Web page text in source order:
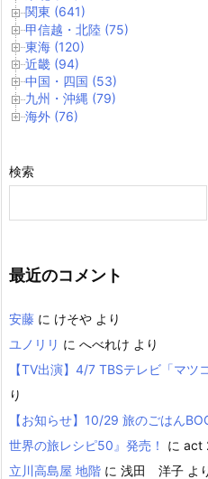
関東 (641)
甲信越・北陸 (75)
東海 (120)
近畿 (94)
中国・四国 (53)
九州・沖縄 (79)
海外 (76)
検索
最近のコメント
安藤 に けそや より
ユノリリ に へべれけ より
【TV出演】4/7 TBSテレビ「マツ
り
【お知らせ】10/29 旅のごはん
世界の旅レシピ50』発売！
に act
立川高島屋 地階 に 浅田 洋子 よ